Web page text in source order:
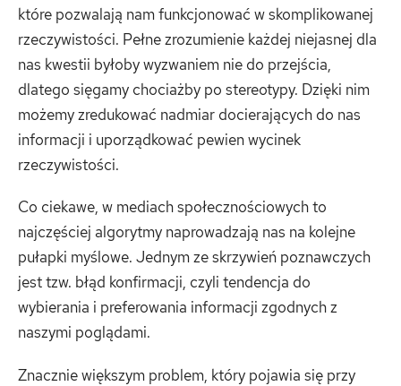
które pozwalają nam funkcjonować w skomplikowanej
rzeczywistości. Pełne zrozumienie każdej niejasnej dla
nas kwestii byłoby wyzwaniem nie do przejścia,
dlatego sięgamy chociażby po stereotypy. Dzięki nim
możemy zredukować nadmiar docierających do nas
informacji i uporządkować pewien wycinek
rzeczywistości.
Co ciekawe, w mediach społecznościowych to
najczęściej algorytmy naprowadzają nas na kolejne
pułapki myślowe. Jednym ze skrzywień poznawczych
jest tzw. błąd konfirmacji, czyli tendencja do
wybierania i preferowania informacji zgodnych z
naszymi poglądami.
Znacznie większym problem, który pojawia się przy